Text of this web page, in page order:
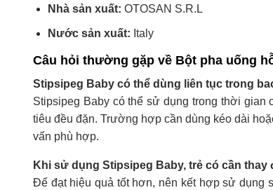
Nhà sản xuất: OTOSAN S.R.L
Nước sản xuất: Italy
Câu hỏi thường gặp về Bột pha uống
Stipsipeg Baby có thể dùng liên tục trong
Stipsipeg Baby có thể sử dụng trong thời gian
tiêu đều đặn. Trường hợp cần dùng kéo dài
vấn phù hợp.
Khi sử dụng Stipsipeg Baby, trẻ có cần thay
Để đạt hiệu quả tốt hơn, nên kết hợp sử dụng